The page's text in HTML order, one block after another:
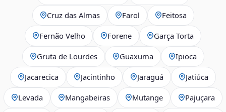
Cruz das Almas Farol Feitosa
Fernão Velho Forene Garça Torta
Gruta de Lourdes Guaxuma Ipioca
Jacarecica Jacintinho Jaraguá Jatiúca
Levada Mangabeiras Mutange Pajuçara